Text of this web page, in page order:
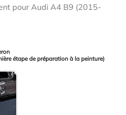
pour Audi A4 B9 (2015-
étape de préparation à la peinture)